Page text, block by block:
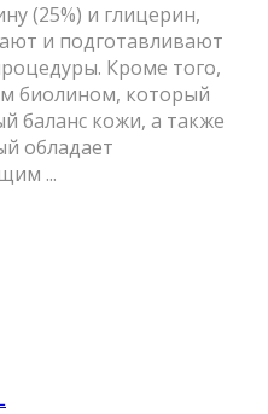
(25%) и глицерин,
и подготавливают
Кроме того,
биолином, который
баланс кожи, а также
обладает
...